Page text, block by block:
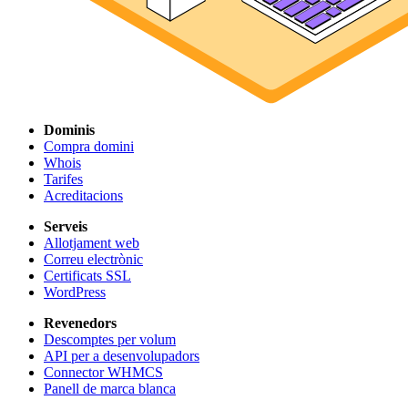
Dominis
Compra domini
Whois
Tarifes
Acreditacions
Serveis
Allotjament web
Correu electrònic
Certificats SSL
WordPress
Revenedors
Descomptes per volum
API per a desenvolupadors
Connector WHMCS
Panell de marca blanca